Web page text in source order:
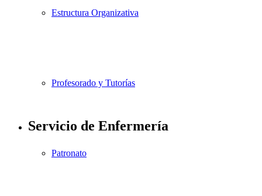
Estructura Organizativa
Profesorado y Tutorías
Patronato
Servicio de Enfermería